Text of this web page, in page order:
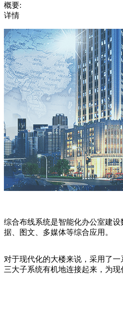
概要:
详情
综合布线系统是智能化办公室建
据、图文、多媒体等综合应用。
对于现代化的大楼来说，采用了
三大子系统有机地连接起来，为